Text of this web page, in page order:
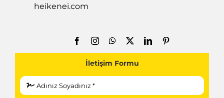
heikenei.com
İletişim Formu